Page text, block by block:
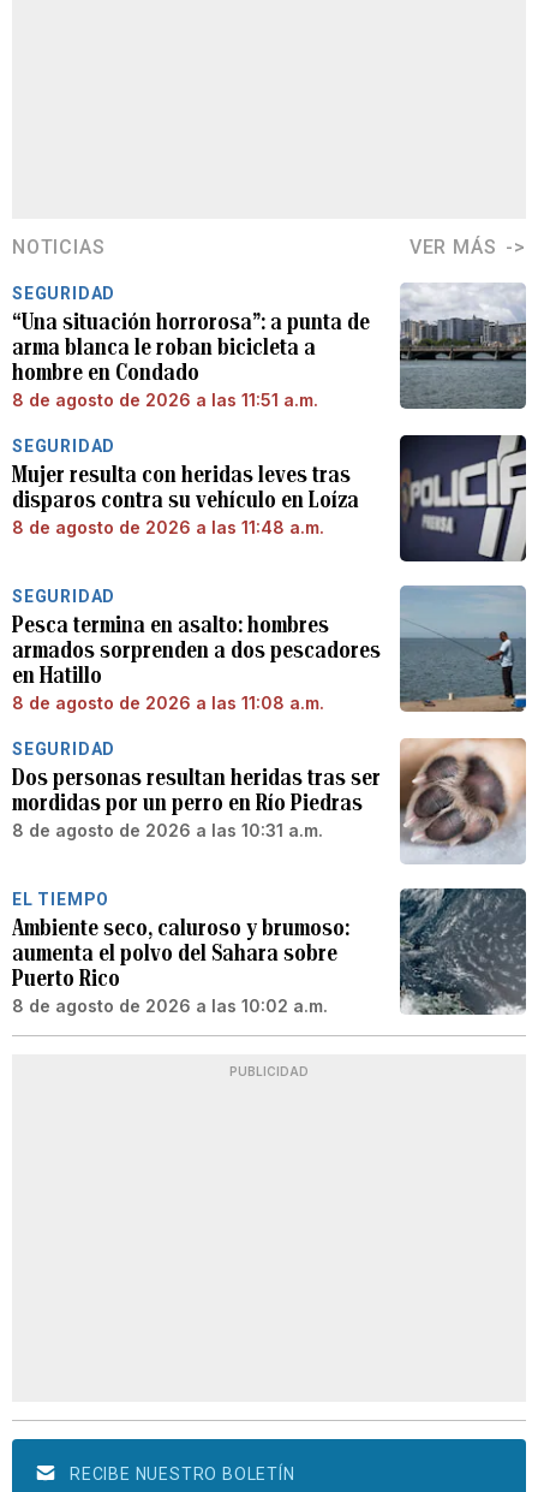
NOTICIAS VER MÁS
SEGURIDAD
“Una situación horrorosa”: a punta de
arma blanca le roban bicicleta a
hombre en Condado
8 de agosto de 2026 a las 11:51 a.m.
SEGURIDAD
Mujer resulta con heridas leves tras
disparos contra su vehículo en Loíza
8 de agosto de 2026 a las 11:48 a.m.
SEGURIDAD
Pesca termina en asalto: hombres
armados sorprenden a dos pescadores
en Hatillo
8 de agosto de 2026 a las 11:08 a.m.
SEGURIDAD
Dos personas resultan heridas tras ser
mordidas por un perro en Río Piedras
8 de agosto de 2026 a las 10:31 a.m.
EL TIEMPO
Ambiente seco, caluroso y brumoso:
aumenta el polvo del Sahara sobre
Puerto Rico
8 de agosto de 2026 a las 10:02 a.m.
PUBLICIDAD
RECIBE NUESTRO BOLETÍN